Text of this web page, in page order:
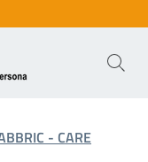
- CARE